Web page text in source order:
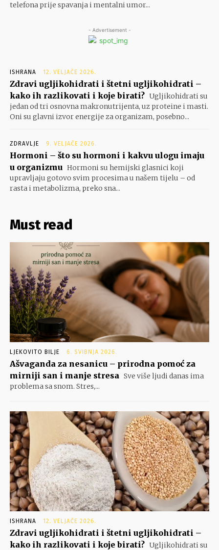
telefona prije spavanja i mentalni umor...
- Advertisement -
ISHRANA 12. VELJAČE 2026.
Zdravi ugljikohidrati i štetni ugljikohidrati –
kako ih razlikovati i koje birati? Ugljikohidrati su
jedan od tri osnovna makronutrijenta, uz proteine i masti.
Oni su glavni izvor energije za organizam, posebno...
ZDRAVLJE 9. VELJAČE 2026.
Hormoni – što su hormoni i kakvu ulogu imaju
u organizmu Hormoni su hemijski glasnici koji
upravljaju gotovo svim procesima u našem tijelu – od
rasta i metabolizma, preko sna...
Must read
LJEKOVITO BILJE 6. SVIBNJA 2026.
Ašvaganda za nesanicu – prirodna pomoć za
mirniji san i manje stresa Sve više ljudi danas ima
problema sa snom. Stres,...
ISHRANA 12. VELJAČE 2026.
Zdravi ugljikohidrati i štetni ugljikohidrati –
kako ih razlikovati i koje birati? Ugljikohidrati su